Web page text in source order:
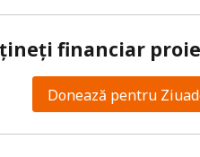
financiar
Donează pentru